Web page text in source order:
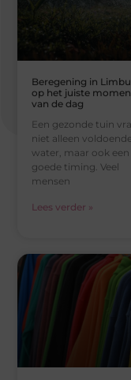
Beregening in
op het juiste
van de dag
Een gezonde tuin
niet alleen
water, maar ook een
goede timing. Veel
mensen
Lees verder »